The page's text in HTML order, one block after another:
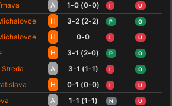
A 1-0 (0-0) I U
H 3-2 (2-2) P O
H 0-0 I U
H 3-1 (2-0) P O
A 3-1 (1-1) I O
H 0-1 (0-0) I U
A 1-1 (1-1) N U